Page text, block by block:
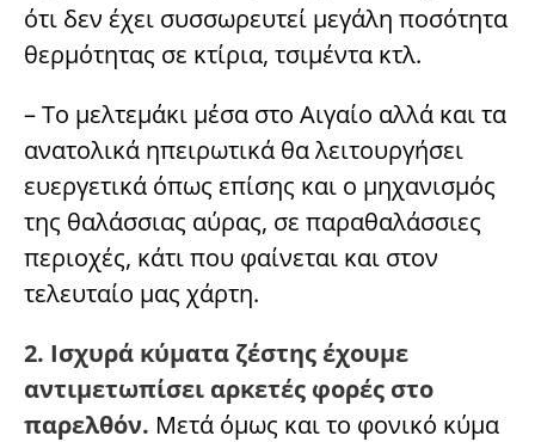
ότι δεν έχει συσσωρευτεί μεγάλη ποσότητα
θερμότητας σε κτίρια, τσιμέντα κτλ.
– Το μελτεμάκι μέσα στο Αιγαίο αλλά και τα
ανατολικά ηπειρωτικά θα λειτουργήσει
ευεργετικά όπως επίσης και ο μηχανισμός
της θαλάσσιας αύρας, σε παραθαλάσσιες
περιοχές, κάτι που φαίνεται και στον
τελευταίο μας χάρτη.
2. Ισχυρά κύματα ζέστης έχουμε
αντιμετωπίσει αρκετές φορές στο
παρελθόν. Μετά όμως και το φονικό κύμα